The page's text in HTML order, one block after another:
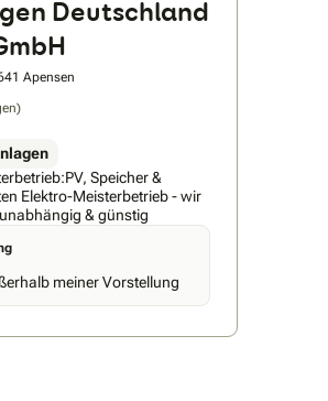
Deutschland
Apensen
Speicher &
Elektro-Meisterbetrieb - wir
& günstig
meiner Vorstellung